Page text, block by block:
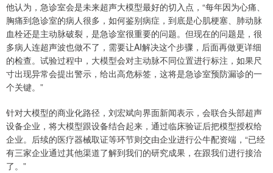
他认为，急诊室会是未来超声大模型最好的切入点，“每年因为心痛、
胸痛到急诊室的病人很多，如何鉴别病症，到底是心肌梗塞、肺动脉
血栓还是主动脉破裂，是急诊室很重要的问题。但现在的问题是，很
多病人连超声波也做不了，需要让AI解决这个步骤，后面再做更详细
的检查。试验过程中，大模型会对主动脉不同位置进行标注，如果尺
寸出现异常会提出警示，给出高危标签，这将是急诊室预防漏诊的一
个关键。”
针对大模型的商业化路径，刘宏斌向界面新闻表示，会联合头部超声
设备企业，将大模型跟设备结合起来，通过临床验证后把模型授权给
企业。后续的医疗器械取证等环节则交由企业进行公牛配资端，“已经
有三家企业通过其他渠道了解到我们的研究成果，在跟我们进行接洽
了。”